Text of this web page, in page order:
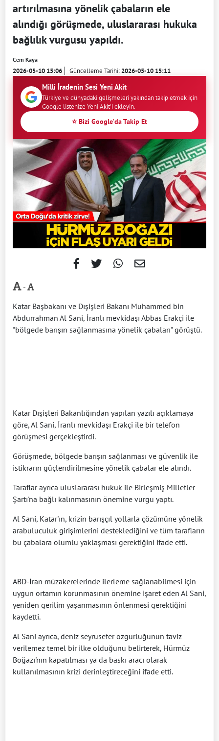
artırılmasına yönelik çabaların ele
alındığı görüşmede, uluslararası hukuka
bağlılık vurgusu yapıldı.
Cem Kaya
2026-05-10 15:06 Güncelleme Tarihi:2026-05-10 15:11
Milli İradenin Sesi Yeni Akit
Türkiye ve dünyadaki gelişmeleri yakından takip etmek için
Google listenize Yeni Akit'i ekleyin.
⭐ Bizi Google'da Takip Et
-
Katar Başbakanı ve Dışişleri Bakanı Muhammed bin
Abdurrahman Al Sani, İranlı mevkidaşı Abbas Erakçi ile
"bölgede barışın sağlanmasına yönelik çabaları" görüştü.
Katar Dışişleri Bakanlığından yapılan yazılı açıklamaya
göre, Al Sani, İranlı mevkidaşı Erakçi ile bir telefon
görüşmesi gerçekleştirdi.
Görüşmede, bölgede barışın sağlanması ve güvenlik ile
istikrarın güçlendirilmesine yönelik çabalar ele alındı.
Taraflar ayrıca uluslararası hukuk ile Birleşmiş Milletler
Şartı'na bağlı kalınmasının önemine vurgu yaptı.
Al Sani, Katar'ın, krizin barışçıl yollarla çözümüne yönelik
arabuluculuk girişimlerini desteklediğini ve tüm tarafların
bu çabalara olumlu yaklaşması gerektiğini ifade etti.
ABD-İran müzakerelerinde ilerleme sağlanabilmesi için
uygun ortamın korunmasının önemine işaret eden Al Sani,
yeniden gerilim yaşanmasının önlenmesi gerektiğini
kaydetti.
Al Sani ayrıca, deniz seyrüsefer özgürlüğünün taviz
verilemez temel bir ilke olduğunu belirterek, Hürmüz
Boğazı'nın kapatılması ya da baskı aracı olarak
kullanılmasının krizi derinleştireceğini ifade etti.